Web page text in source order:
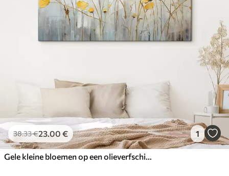
38.33€23.00 € 1
Gele kleine bloemen op een olieverfschilderij met lange steel